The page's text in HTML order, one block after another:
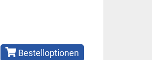
Bestelloptionen